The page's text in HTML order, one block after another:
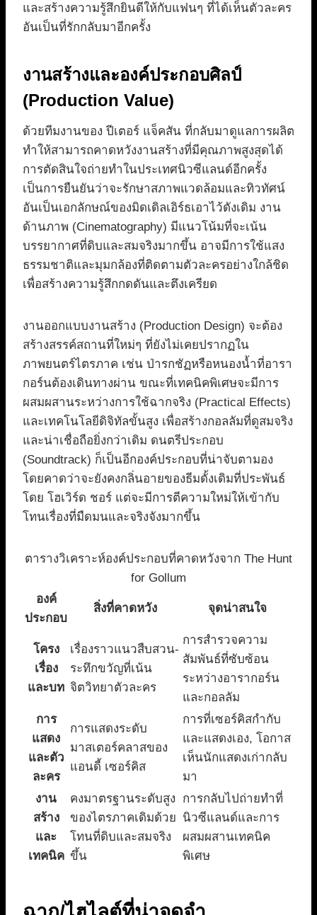
และสร้างความรู้สึกยินดีให้กับแฟนๆ ที่ได้เห็นตัวละคร
อันเป็นที่รักกลับมาอีกครั้ง
งานสร้างและองค์ประกอบศิลป์
(Production Value)
ด้วยทีมงานของ ปีเตอร์ แจ็คสัน ที่กลับมาดูแลการผลิต
ทำให้สามารถคาดหวังงานสร้างที่มีคุณภาพสูงสุดได้
การตัดสินใจถ่ายทำในประเทศนิวซีแลนด์อีกครั้ง
เป็นการยืนยันว่าจะรักษาสภาพแวดล้อมและทิวทัศน์
อันเป็นเอกลักษณ์ของมิดเดิลเอิร์ธเอาไว้ดังเดิม งาน
ด้านภาพ (Cinematography) มีแนวโน้มที่จะเน้น
บรรยากาศที่ดิบและสมจริงมากขึ้น อาจมีการใช้แสง
ธรรมชาติและมุมกล้องที่ติดตามตัวละครอย่างใกล้ชิด
เพื่อสร้างความรู้สึกกดดันและตึงเครียด
งานออกแบบงานสร้าง (Production Design) จะต้อง
สร้างสรรค์สถานที่ใหม่ๆ ที่ยังไม่เคยปรากฏใน
ภาพยนตร์ไตรภาค เช่น ป่ารกชัฏหรือหนองน้ำที่อารา
กอร์นต้องเดินทางผ่าน ขณะที่เทคนิคพิเศษจะมีการ
ผสมผสานระหว่างการใช้ฉากจริง (Practical Effects)
และเทคโนโลยีดิจิทัลขั้นสูง เพื่อสร้างกอลลัมที่ดูสมจริง
และน่าเชื่อถือยิ่งกว่าเดิม ดนตรีประกอบ
(Soundtrack) ก็เป็นอีกองค์ประกอบที่น่าจับตามอง
โดยคาดว่าจะยังคงกลิ่นอายของธีมดั้งเดิมที่ประพันธ์
โดย โฮเวิร์ด ชอร์ แต่จะมีการตีความใหม่ให้เข้ากับ
โทนเรื่องที่มืดมนและจริงจังมากขึ้น
ตารางวิเคราะห์องค์ประกอบที่คาดหวังจาก The Hunt
for Gollum
องค์
ประกอบ
สิ่งที่คาดหวัง จุดน่าสนใจ
โครง
เรื่อง
และบท
เรื่องราวแนวสืบสวน-
ระทึกขวัญที่เน้น
จิตวิทยาตัวละคร
การสำรวจความ
สัมพันธ์ที่ซับซ้อน
ระหว่างอารากอร์น
และกอลลัม
การ
แสดง
และตัว
ละคร
การแสดงระดับ
มาสเตอร์คลาสของ
แอนดี้ เซอร์คิส
การที่เซอร์คิสกำกับ
และแสดงเอง, โอกาส
เห็นนักแสดงเก่ากลับ
มา
งาน
สร้าง
และ
เทคนิค
คงมาตรฐานระดับสูง
ของไตรภาคเดิมด้วย
โทนที่ดิบและสมจริง
ขึ้น
การกลับไปถ่ายทำที่
นิวซีแลนด์และการ
ผสมผสานเทคนิค
พิเศษ